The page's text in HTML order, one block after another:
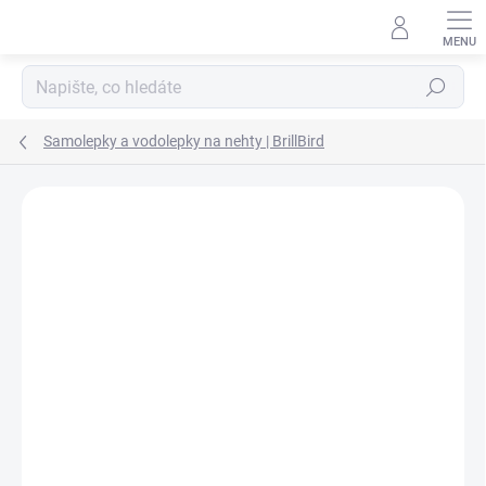
Hledat
Samolepky a vodolepky na nehty | BrillBird